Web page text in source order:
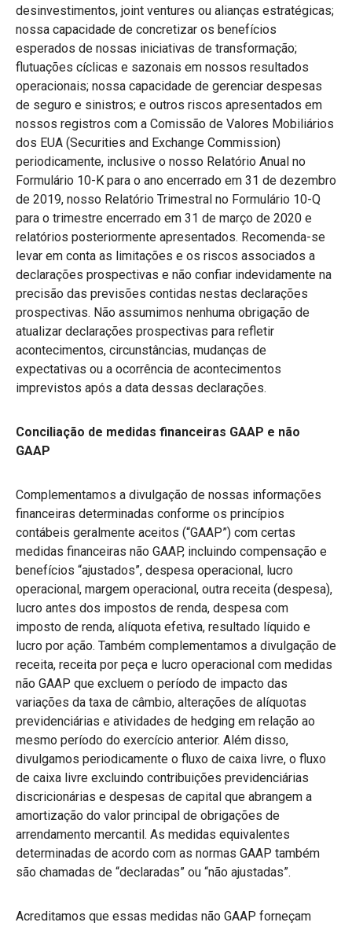
desinvestimentos, joint ventures ou alianças estratégicas;
nossa capacidade de concretizar os benefícios
esperados de nossas iniciativas de transformação;
flutuações cíclicas e sazonais em nossos resultados
operacionais; nossa capacidade de gerenciar despesas
de seguro e sinistros; e outros riscos apresentados em
nossos registros com a Comissão de Valores Mobiliários
dos EUA (Securities and Exchange Commission)
periodicamente, inclusive o nosso Relatório Anual no
Formulário 10-K para o ano encerrado em 31 de dezembro
de 2019, nosso Relatório Trimestral no Formulário 10-Q
para o trimestre encerrado em 31 de março de 2020 e
relatórios posteriormente apresentados. Recomenda-se
levar em conta as limitações e os riscos associados a
declarações prospectivas e não confiar indevidamente na
precisão das previsões contidas nestas declarações
prospectivas. Não assumimos nenhuma obrigação de
atualizar declarações prospectivas para refletir
acontecimentos, circunstâncias, mudanças de
expectativas ou a ocorrência de acontecimentos
imprevistos após a data dessas declarações.
Conciliação de medidas financeiras GAAP e não
GAAP
Complementamos a divulgação de nossas informações
financeiras determinadas conforme os princípios
contábeis geralmente aceitos (“GAAP”) com certas
medidas financeiras não GAAP, incluindo compensação e
benefícios “ajustados”, despesa operacional, lucro
operacional, margem operacional, outra receita (despesa),
lucro antes dos impostos de renda, despesa com
imposto de renda, alíquota efetiva, resultado líquido e
lucro por ação. Também complementamos a divulgação de
receita, receita por peça e lucro operacional com medidas
não GAAP que excluem o período de impacto das
variações da taxa de câmbio, alterações de alíquotas
previdenciárias e atividades de hedging em relação ao
mesmo período do exercício anterior. Além disso,
divulgamos periodicamente o fluxo de caixa livre, o fluxo
de caixa livre excluindo contribuições previdenciárias
discricionárias e despesas de capital que abrangem a
amortização do valor principal de obrigações de
arrendamento mercantil. As medidas equivalentes
determinadas de acordo com as normas GAAP também
são chamadas de “declaradas” ou “não ajustadas”.
Acreditamos que essas medidas não GAAP forneçam